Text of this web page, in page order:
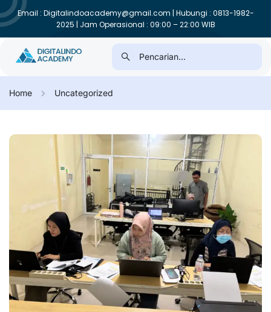
Email : Digitalindoacademy@gmail.com | Hubungi : 0813-1982-
2025 | Jam Operasional : 09:00 – 22:00 WIB
Home Uncategorized